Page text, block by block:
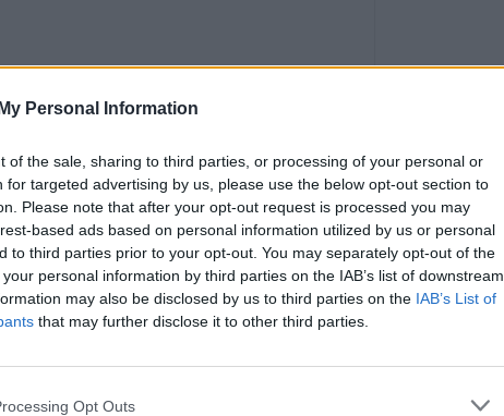
Personal Information
of the sale, sharing to third parties, or processing of your personal or
for targeted advertising by us, please use the below opt-out section to
Please note that after your opt-out request is processed you may
based ads based on personal information utilized by us or personal
to third parties prior to your opt-out. You may separately opt-out of the
personal information by third parties on the IAB’s list of downstream
may also be disclosed by us to third parties on the IAB’s List of
that may further disclose it to other third parties.
Opt Outs
âgées : des signes
plus rapides et plus sévères chez les enfants
ce qui peut conduire à une déshydratation
une perfusion. Ils ont aussi moins souvent
la sécheresse des muqueuses, ce qui
boire régulièrement et de rester vigilant.
une canicule ?
2,5 litres d’eau par jour pour un adulte,